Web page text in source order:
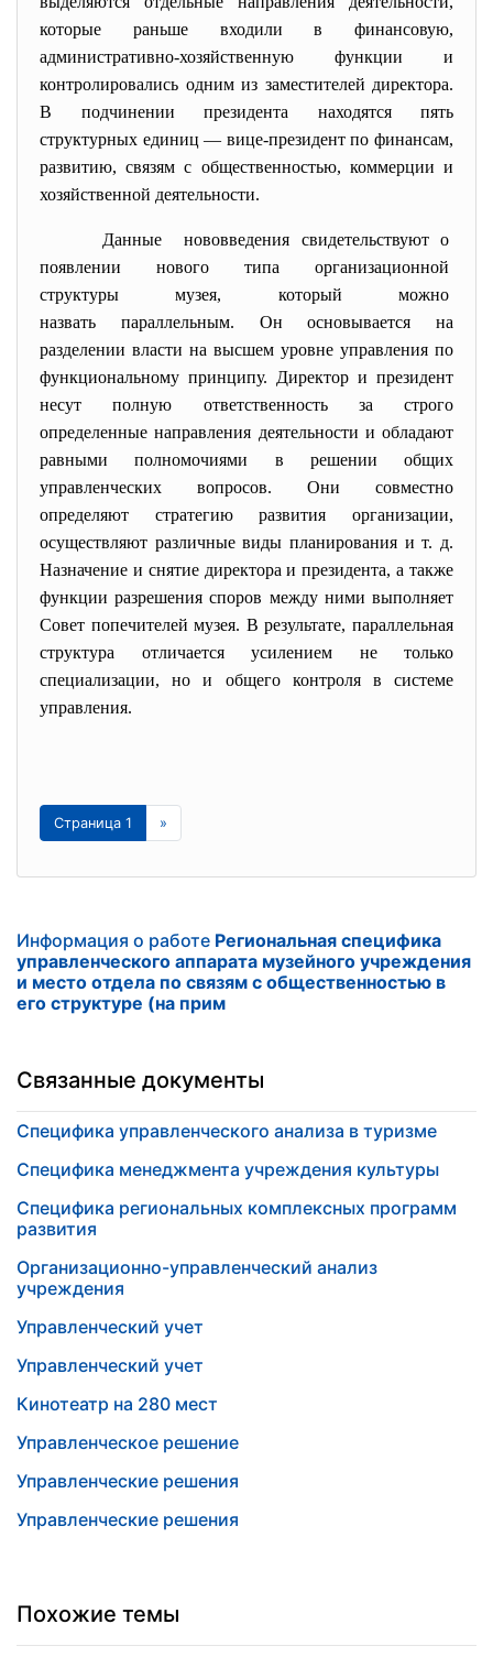
которые раньше входили в финансовую,
административно-хозяйственную функции и
контролировались одним из заместителей директора.
В подчинении президента находятся пять
структурных единиц — вице-президент по финансам,
развитию, связям с общественностью, коммерции и
хозяйственной деятельности.
Данные нововведения свидетельствуют о
появлении нового типа организационной
структуры музея, который можно
назвать параллельным. Он основывается на
разделении власти на высшем уровне управления по
функциональному принципу. Директор и президент
несут полную ответственность за строго
определенные направления деятельности и обладают
равными полномочиями в решении общих
управленческих вопросов. Они совместно
определяют стратегию развития организации,
осуществляют различные виды планирования и т. д.
Назначение и снятие директора и президента, а также
функции разрешения споров между ними выполняет
Совет попечителей музея. В результате, параллельная
структура отличается усилением не только
специализации, но и общего контроля в системе
управления.
Страница 1 »
Информация о работе Региональная специфика
управленческого аппарата музейного учреждения
и место отдела по связям с общественностью в
его структуре (на прим
Связанные документы
Специфика управленческого анализа в туризме
Специфика менеджмента учреждения культуры
Специфика региональных комплексных программ
развития
Организационно-управленческий анализ
учреждения
Управленческий учет
Управленческий учет
Кинотеатр на 280 мест
Управленческое решение
Управленческие решения
Управленческие решения
Похожие темы